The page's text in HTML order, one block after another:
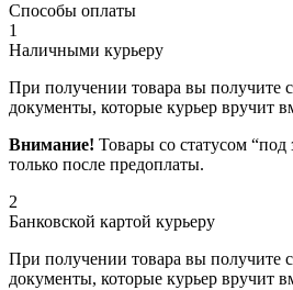
Способы оплаты
1
Наличными курьеру
При получении товара вы получите
документы, которые курьер вручит
Внимание! Товары со статусом “под
только после предоплаты.
2
Банковской картой курьеру
При получении товара вы получите
документы, которые курьер вручит